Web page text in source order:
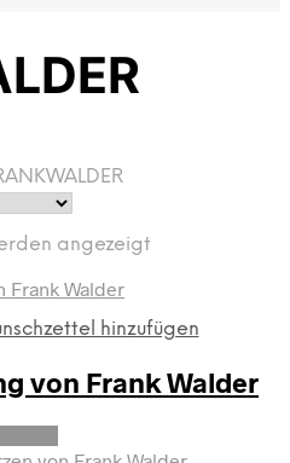
angezeigt
hinzufügen
von Frank Walder
Dieses
Produkt